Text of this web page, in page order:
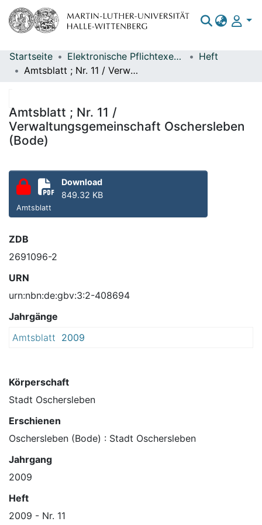
Bereiche & Sammlungen
Statistiken
Startseite Elektronische Pflichtexemplare
Heft
Amtsblatt ; Nr. 11 / Verwaltungsgemeinschaft Oschersleben (Bode)
Amtsblatt ; Nr. 11 /
Verwaltungsgemeinschaft Oschersleben
(Bode)
Download
849.32 KB
Amtsblatt
ZDB
2691096-2
URN
urn:nbn:de:gbv:3:2-408694
Jahrgänge
Amtsblatt 2009
Körperschaft
Stadt Oschersleben
Erschienen
Oschersleben (Bode) : Stadt Oschersleben
Jahrgang
2009
Heft
2009 - Nr. 11